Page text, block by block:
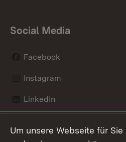
Social Media
Facebook
Instagram
LinkedIn
Um unsere Webseite für